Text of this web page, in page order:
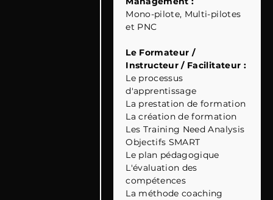
Mono-pilote, Multi-pilotes
et PNC
Le Formateur /
Instructeur / Facilitateur :
Le processus
d'apprentissage
La prestation de formation
La création de formation
Les Training Need Analysis
Objectifs SMART
Le plan pédagogique
L'évaluation des
compétences
La méthode coaching